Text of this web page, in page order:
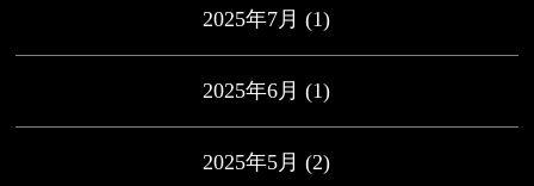
2025年7月 (1)
2025年6月 (1)
2025年5月 (2)